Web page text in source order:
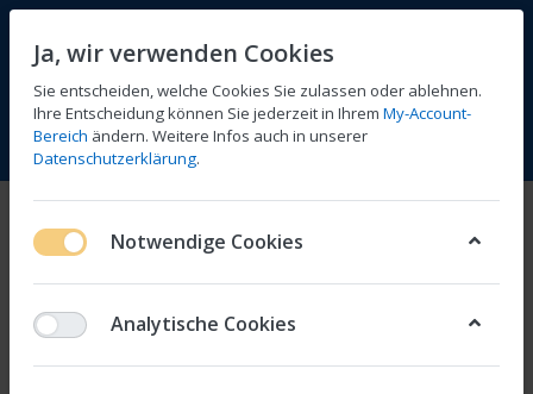
Menü Anmelden Vergleichen Wunschliste
Ja, wir verwenden Cookies
Sie entscheiden, welche Cookies Sie zulassen oder ablehnen.
Ihre Entscheidung können Sie jederzeit in Ihrem My-Account-
Bereich ändern. Weitere Infos auch in unserer
Datenschutzerklärung.
Notwendige Cookies
Analytische Cookies